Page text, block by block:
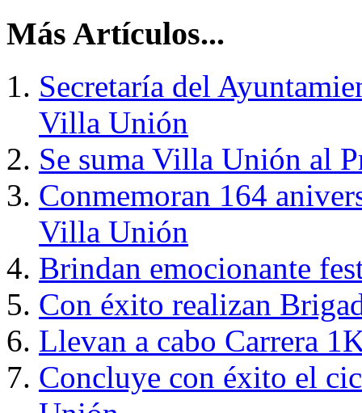
Más Artículos...
Secretaría del
Villa Unión
Se suma Villa Unión al
Conmemoran 164
Villa Unión
Brindan emocionante
Con éxito realizan
Llevan a cabo Carrera
Concluye con éxito el